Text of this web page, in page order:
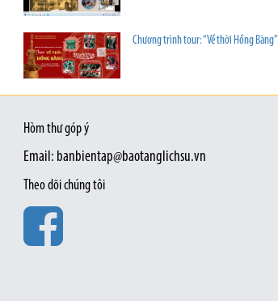
Chương trình tour: “Về thời Hồng Bàng”
Hòm thư góp ý
Email: banbientap@baotanglichsu.vn
Theo dõi chúng tôi